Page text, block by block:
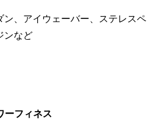
ン、アイウェーバー、ステレスペ
ンなど
ーフィネス